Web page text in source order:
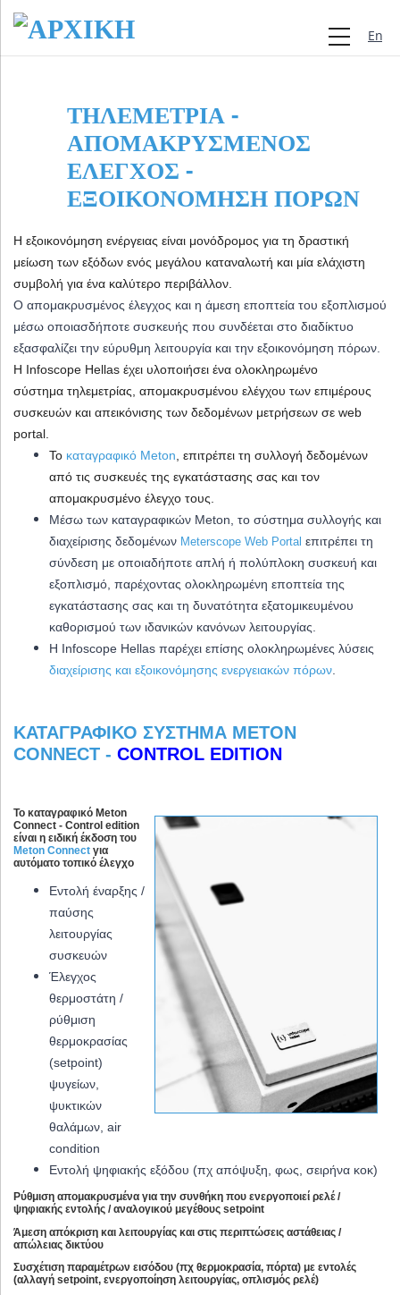
ΤΗΛΕΜΕΤΡΊΑ -
ΑΠΟΜΑΚΡΥΣΜΈΝΟΣ
ΈΛΕΓΧΟΣ -
ΕΞΟΙΚΟΝΌΜΗΣΗ ΠΌΡΩΝ
Η εξοικονόμηση ενέργειας είναι μονόδρομος για τη δραστική
μείωση των εξόδων ενός μεγάλου καταναλωτή και μία ελάχιστη
συμβολή για ένα καλύτερο περιβάλλον.
Ο απομακρυσμένος έλεγχος και η άμεση εποπτεία του εξοπλισμού
μέσω οποιασδήποτε συσκευής που συνδέεται στο διαδίκτυο
εξασφαλίζει την εύρυθμη λειτουργία και την εξοικονόμηση πόρων.
H Infoscope Hellas έχει υλοποιήσει ένα ολοκληρωμένο
σύστημα τηλεμετρίας, απομακρυσμένου ελέγχου των επιμέρους
συσκευών και απεικόνισης των δεδομένων μετρήσεων σε web
portal.
Το καταγραφικό Meton , επιτρέπει τη συλλογή δεδομένων
από τις συσκευές της εγκατάστασης σας και τον
απομακρυσμένο έλεγχο τους.
Μέσω των καταγραφικών Meton, το σύστημα συλλογής και
διαχείρισης δεδομένων Meterscope Web Portal επιτρέπει τη
σύνδεση με οποιαδήποτε απλή ή πολύπλοκη συσκευή και
εξοπλισμό, παρέχοντας ολοκληρωμένη εποπτεία της
εγκατάστασης σας και τη δυνατότητα εξατομικευμένου
καθορισμού των ιδανικών κανόνων λειτουργίας.
Η Infoscope Hellas παρέχει επίσης ολοκληρωμένες λύσεις
διαχείρισης και εξοικονόμησης ενεργειακών πόρων
ΚΑΤΑΓΡΑΦΙΚΌ ΣΎΣΤΗΜΑ METON
CONNECT - CONTROL EDITION
Το καταγραφικό Meton
Connect - Control edition
είναι η ειδική έκδοση του
Meton Connect για
αυτόματο τοπικό έλεγχο
Εντολή έναρξης /
παύσης
λειτουργίας
συσκευών
Έλεγχος
θερμοστάτη /
ρύθμιση
θερμοκρασίας
(setpoint)
ψυγείων,
ψυκτικών
θαλάμων, air
condition
Εντολή ψηφιακής εξόδου (πχ απόψυξη, φως, σειρήνα κοκ)
Ρύθμιση απομακρυσμένα για την συνθήκη που ενεργοποιεί ρελέ /
ψηφιακής εντολής / αναλογικού μεγέθους setpoint
Άμεση απόκριση και λειτουργίας και στις περιπτώσεις αστάθειας /
απώλειας δικτύου
Συσχέτιση παραμέτρων εισόδου (πχ θερμοκρασία, πόρτα) με εντολές
(αλλαγή setpoint, ενεργοποίηση λειτουργίας, οπλισμός ρελέ)